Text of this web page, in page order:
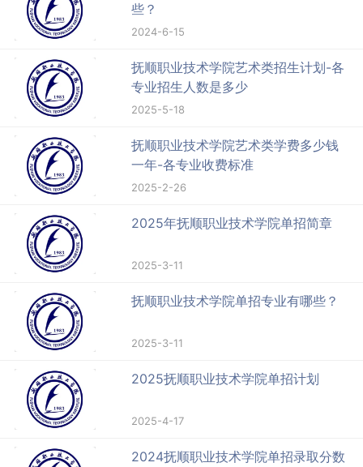
些？
2024-6-15
抚顺职业技术学院艺术类招生计划-各
专业招生人数是多少
2025-5-18
抚顺职业技术学院艺术类学费多少钱
一年-各专业收费标准
2025-2-26
2025年抚顺职业技术学院单招简章
2025-3-11
抚顺职业技术学院单招专业有哪些？
2025-3-11
2025抚顺职业技术学院单招计划
2025-4-17
2024抚顺职业技术学院单招录取分数